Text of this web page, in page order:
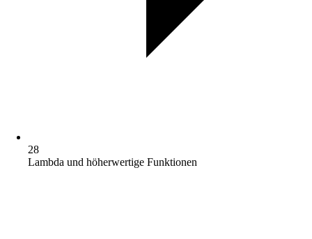
28
Lambda und höherwertige Funktionen